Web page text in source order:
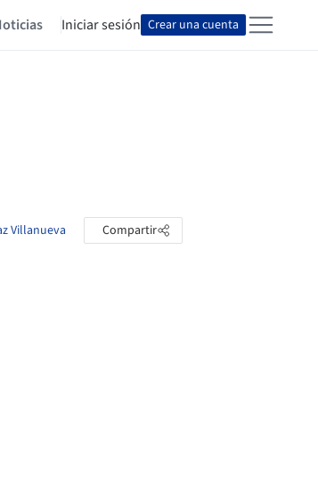
Iniciar sesión Crear una cuenta
Villanueva Compartir